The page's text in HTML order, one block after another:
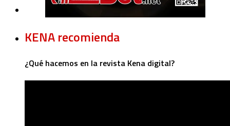
KENA recomienda
¿Qué hacemos en la revista Kena digital?